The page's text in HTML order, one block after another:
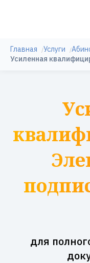
Главная Услуги
Усиленная
для